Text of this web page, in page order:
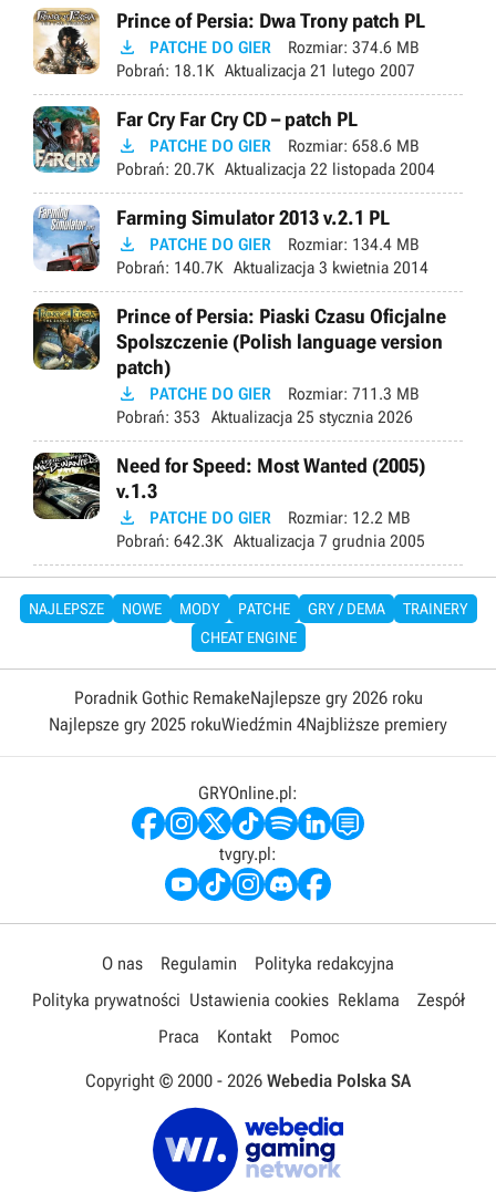
Prince of Persia: Dwa Trony patch PL
 PATCHE DO GIER Rozmiar: 374.6 MB
Pobrań: 18.1K Aktualizacja 21 lutego 2007
Far Cry Far Cry CD – patch PL
 PATCHE DO GIER Rozmiar: 658.6 MB
Pobrań: 20.7K Aktualizacja 22 listopada 2004
Farming Simulator 2013 v.2.1 PL
 PATCHE DO GIER Rozmiar: 134.4 MB
Pobrań: 140.7K Aktualizacja 3 kwietnia 2014
Prince of Persia: Piaski Czasu Oficjalne
Spolszczenie (Polish language version
patch)
 PATCHE DO GIER Rozmiar: 711.3 MB
Pobrań: 353 Aktualizacja 25 stycznia 2026
Need for Speed: Most Wanted (2005)
v.1.3
 PATCHE DO GIER Rozmiar: 12.2 MB
Pobrań: 642.3K Aktualizacja 7 grudnia 2005
NAJLEPSZE NOWE MODY PATCHE GRY / DEMA
TRAINERY
CHEAT ENGINE
Poradnik Gothic RemakeNajlepsze gry 2026 roku
Najlepsze gry 2025 rokuWiedźmin 4Najbliższe premiery
GRYOnline.pl:
tvgry.pl:
O nas Regulamin
Polityka redakcyjna
Polityka prywatności Ustawienia cookies Reklama
Zespół
Praca
Kontakt Pomoc
Copyright © 2000 - 2026 Webedia Polska SA